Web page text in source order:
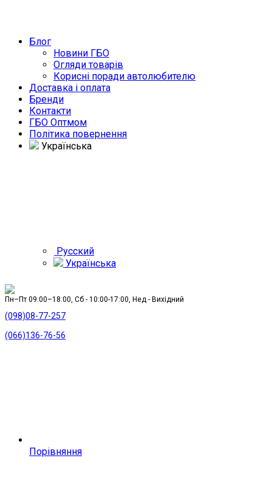
Блог
Новини ГБО
Огляди товарів
Корисні поради автолюбителю
Доставка і оплата
Бренди
Контакти
ГБО Оптмом
Політика повернення
Українська
Русский
Українська
Пн–Пт 09:00–18:00, Сб - 10:00-17:00, Нед - Вихідний
(098)08-77-257
(066)136-76-56
Порівняння